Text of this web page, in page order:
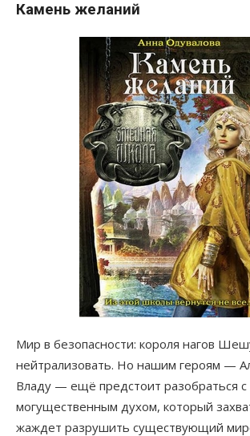
Камень желаний
Мир в безопасности: короля нагов
нейтрализовать. Но нашим героям —
Владу — ещё предстоит разобраться с
могущественным духом, который
жаждет разрушить существующий